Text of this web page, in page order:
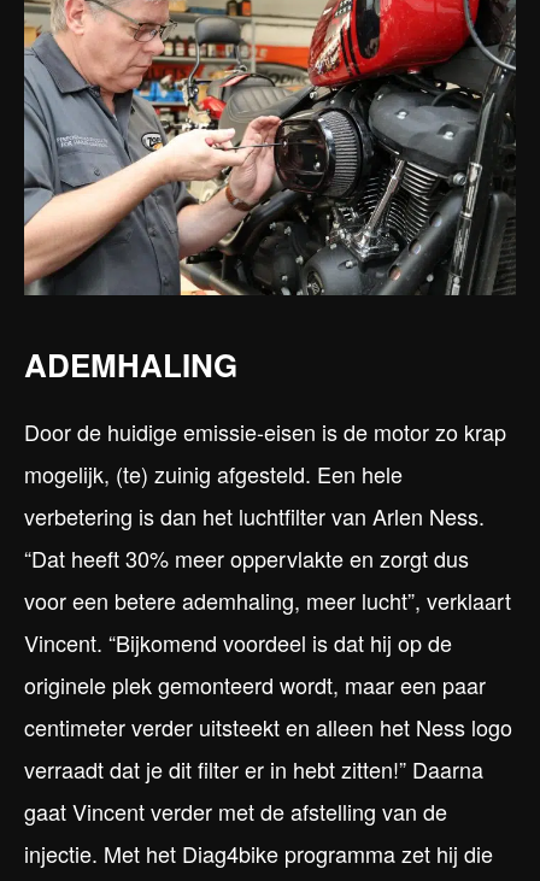
ADEMHALING
Door de huidige emissie-eisen is de motor zo krap
mogelijk, (te) zuinig afgesteld. Een hele
verbetering is dan het luchtfilter van Arlen Ness.
“Dat heeft 30% meer oppervlakte en zorgt dus
voor een betere ademhaling, meer lucht”, verklaart
Vincent. “Bijkomend voordeel is dat hij op de
originele plek gemonteerd wordt, maar een paar
centimeter verder uitsteekt en alleen het Ness logo
verraadt dat je dit filter er in hebt zitten!” Daarna
gaat Vincent verder met de afstelling van de
injectie. Met het Diag4bike programma zet hij die